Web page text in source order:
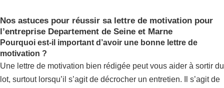
Nos astuces pour réussir sa lettre de motivation pour
l’entreprise Departement de Seine et Marne
Pourquoi est-il important d’avoir une bonne lettre de
motivation ?
Une lettre de motivation bien rédigée peut vous aider à sortir du
lot, surtout lorsqu’il s’agit de décrocher un entretien. Il s’agit de